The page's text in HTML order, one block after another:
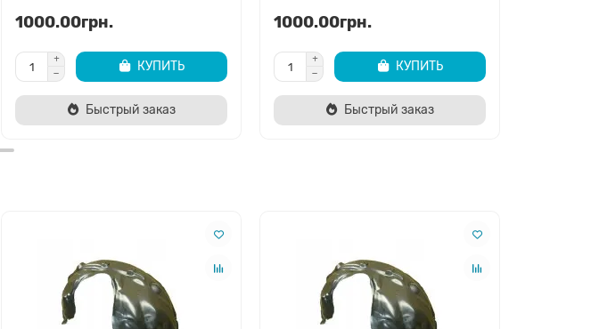
1000.00грн.
КУПИТЬ
Быстрый заказ
1000.00грн.
КУПИТЬ
Быстрый заказ